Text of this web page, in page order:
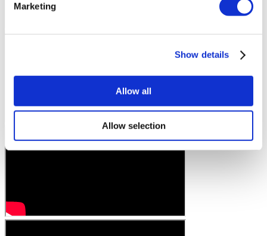
Marketing
Show details
Allow all
Allow selection